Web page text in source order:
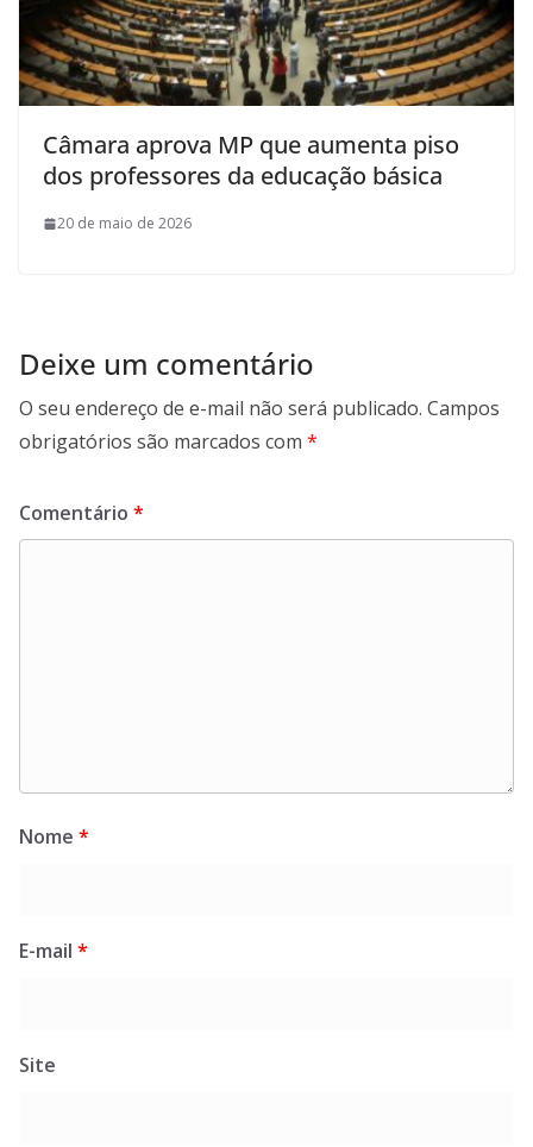
Câmara aprova MP que aumenta piso
dos professores da educação básica
20 de maio de 2026
Deixe um comentário
O seu endereço de e-mail não será publicado. Campos
obrigatórios são marcados com *
Comentário *
Nome *
E-mail *
Site